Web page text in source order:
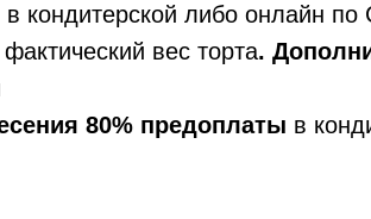
кондитерской либо онлайн
вес торта.
80% предоплаты в